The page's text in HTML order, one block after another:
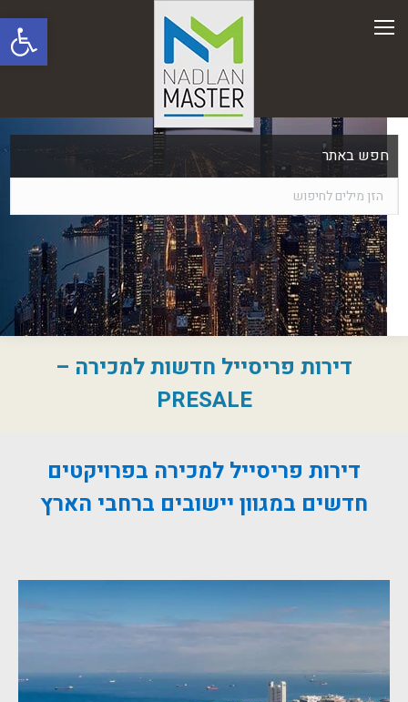
פתח
חפש באתר
דירות פריסייל חדשות למכירה –
PRESALE
דירות פריסייל למכירה בפרויקטים
חדשים במגוון יישובים ברחבי הארץ